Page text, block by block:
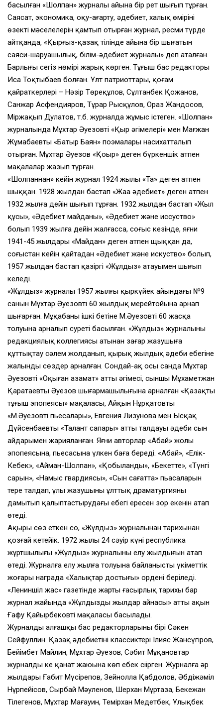
басылған «Шолпан» журналы айына бір рет шығып тұрған.
Саясат, экономика, оқу-ағарту, әдебиет, халық өмірінің
өзекті мәселелерін қамтып отырған журнал, ресми түрде
айтқанда, «Қырғыз-қазақ тілінде айына бір шығатын
саяси-шаруашылық, білім-әдебиет журналы» деп аталған.
Барлығы сегіз нөмірі жарық көрген. Тұңғыш бас редакторы
Иса Тоқтыбаев болған. Ұлт патриоттары, қоғам
қайраткерлері – Нәзір Төреқұлов, Сұлтанбек Қожанов,
Санжар Асфендияров, Тұрар Рысқұлов, Ораз Жандосов,
Міржақып Дулатов, т.б. журналда жұмыс істеген. «Шолпан»
журналында Мұхтар Әуезовтің «Қыр әңгімелері» мен Мағжан
Жұмабаевтың «Батыр Баян» поэмалары насихатталып
отырған. Мұхтар Әуезов «Қоңыр» деген бүркеншік атпен
мақалалар жазып тұрған.
«Шолпаннан» кейін журнал 1924 жылы «Таң» деген атпен
шыққан. 1928 жылдан бастап «Жаңа әдебиет» деген атпен
1932 жылға дейін шығып тұрған. 1932 жылдан бастап «Жыл
құсы», «Әдебиет майданы», «Әдебиет және иссуство»
болып 1939 жылға дейін жалғасса, соғыс кезінде, яғни
1941-45 жылдары «Майдан» деген атпен щыққан да,
соғыстан кейін қайтадан «Әдебиет және искуство» болып,
1957 жылдан бастап қазіргі «Жұлдыз» атауымен шығып
келеді.
«Жұлдыз» журналы 1957 жылғы қыркүйек айындағы №9
санын Мұхтар Әуезовтің 60 жылдық мерейтойына арнап
шығарған. Мұқабаның ішкі бетіне М.Әуезовтің 60 жасқа
толуына арналып суреті басылған. «Жұлдыз» журналының
редакциялық коллегиясы атынан заңғар жазушыға
құттықтау сәлем жолданып, қырық жылдық әдеби еңбегіне
жалынды сөздер арналған. Сондай-ақ осы санда Мұхтар
Әуезовтің «Оқыған азамат» атты әңгімесі, сыншы Мұхаметжан
Қаратаевтың Әуезов шығармашылығына арналған «Қазақтың
тұңғыш эпопеясы» мақаласы, Айқын Нұрқатовтың
«М.Әуезовтің пьесалары», Евгения Лизунова мен Ысқақ
Дүйсенбаевтың «Талант сапары» атты талдауы әдеби сын
айдарымен жарияланған. Яғни авторлар «Абай» жолы
эпопеясына, пьесасына үлкен баға береді. «Абай», «Еңлік-
Кебек», «Айман-Шолпан», «Қобыланды», «Бекетте», «Түнгі
сарын», «Намыс гвардиясы», «Сын сағатта» пьасаларын
терең талдап, ұлы жазушының ұлттық драматургияны
дамытып қалыптастырудағы еңбегі ересен зор екенін атап
өтеді.
Ақыры сөз еткен соң, «Жұлдыз» журналынан тарихынан
қозғай кетейік. 1972 жылы 24 сәуір күні республика
жұртшылығы «Жұлдыз» журналының елу жылдығын атап
өтеді. Журналға елу жылға толуына байланысты үкіметтік
жоғары награда «Халықтар достығы» ордені беріледі.
«Лениншіл жас» газетінде жарты ғасырлық тарихы бар
журнал жайында «Жұлдызды жылдар айнасы» атты ақын
Ғафу Қайырбековтің мақаласы басылады.
Журналдың алғашқы бас редакторларының бірі Сәкен
Сейфуллин. Қазақ әдебиетінің классиктері Ілияс Жансүгіров,
Бейімбет Майлин, Мұхтар Әуезов, Сәбит Мұқановтар
журналдың кең қанат жаюына көп еңбек сіңірген. Журналға әр
жылдары Ғабит Мүсірепов, Зейнолла Қабдолов, Әбдіжәміл
Нұрпейісов, Сырбай Мәуленов, Шерхан Мұртаза, Бекежан
Тілегенов, Мұхтар Мағауин, Темірхан Медетбек, Ұлықбек